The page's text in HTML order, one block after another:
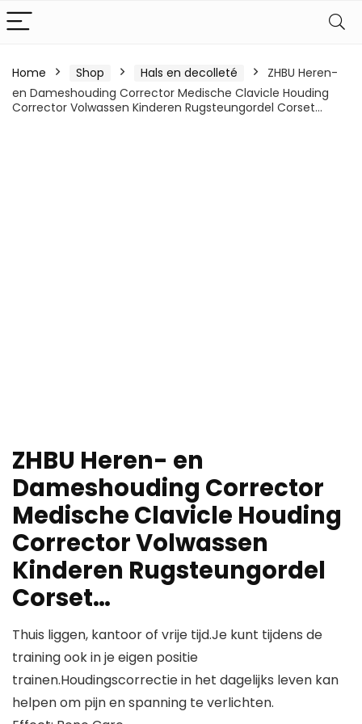
Home Shop Hals en decolleté
ZHBU Heren-
en Dameshouding Corrector Medische Clavicle Houding
Corrector Volwassen Kinderen Rugsteungordel Corset…
ZHBU Heren- en
Dameshouding Corrector
Medische Clavicle Houding
Corrector Volwassen
Kinderen Rugsteungordel
Corset…
Thuis liggen, kantoor of vrije tijd.Je kunt tijdens de
training ook in je eigen positie
trainen.Houdingscorrectie in het dagelijks leven kan
helpen om pijn en spanning te verlichten.